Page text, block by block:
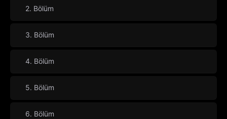
2. Bölüm
3. Bölüm
4. Bölüm
5. Bölüm
6. Bölüm